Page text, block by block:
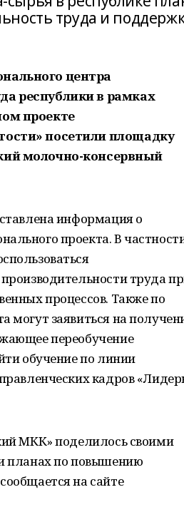
труда и
центра
республики в рамках
проекте
посетили площадку
молочно-консервный
информация о
проекта. В
труда
процессов. Также по
могут заявиться на
переобучение
обучение по линии
кадров
МКК» поделилось своими
планах по повышению
на сайте